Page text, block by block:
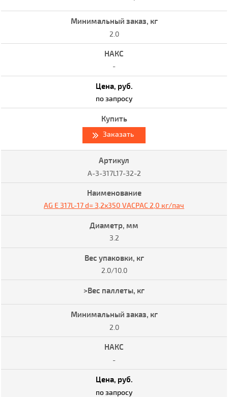
2.0
-
по запросу
Заказать
A-3-317L17-32-2
AG E 317L-17 d= 3,2x350 VACPAC 2,0 кг/пач
3.2
2.0/10.0
2.0
-
по запросу